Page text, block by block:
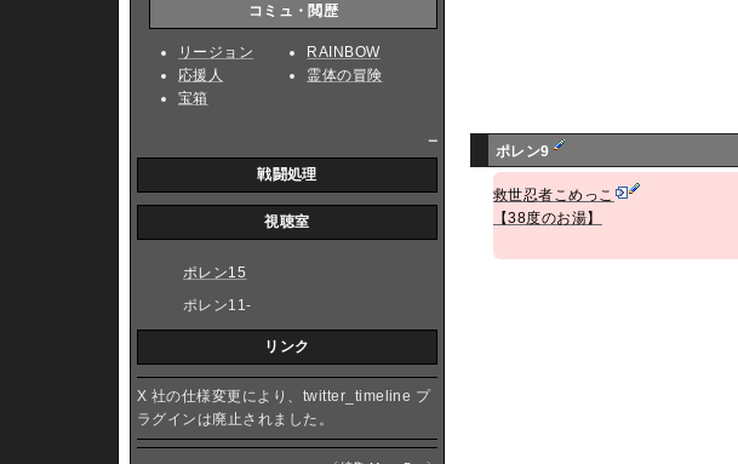
ポレン9
救世忍者こめっこ
【38度のお湯】
コミュ・閲歴
リージョン
応援人
宝箱
RAINBOW
霊体の冒険
戦闘処理
視聴室
ポレン15
ポレン11-
リンク
X 社の仕様変更により、twitter_timeline プ
ラグインは廃止されました。